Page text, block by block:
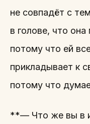
не совпадёт с
в голове, что
потому что ей
прикладывает к
потому что
**— Что же вы в